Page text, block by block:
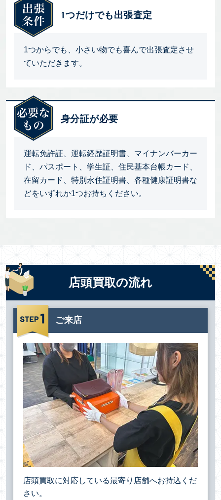
1つだけでも出張査定
1つからでも、小さい物でも喜んで出張査定させ
ていただきます。
身分証が必要
運転免許証、運転経歴証明書、マイナンバーカー
ド、パスポート、学生証、住民基本台帳カード、
在留カード、特別永住証明書、各種健康証明書な
どをいずれか1つお持ちください。
店頭買取の流れ
ご来店
店頭買取に対応している最寄り店舗へお持込くだ
さい。